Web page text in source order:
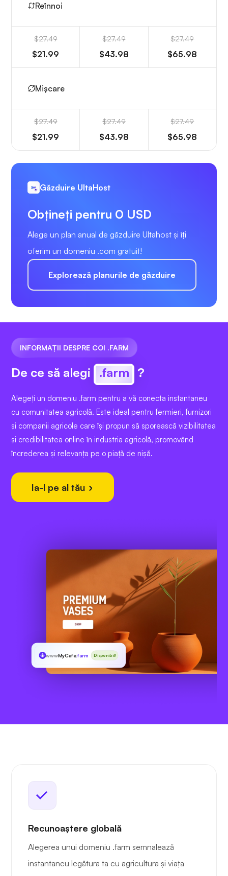
Reînnoi
$27.49
$21.99
$27.49
$43.98
$27.49
$65.98
Mișcare
$27.49
$21.99
$27.49
$43.98
$27.49
$65.98
Găzduire UltaHost
Obțineți pentru 0 USD
Alege un plan anual de găzduire Ultahost și îți
oferim un domeniu .com gratuit!
Explorează planurile de găzduire
INFORMAȚII DESPRE COI .FARM
De ce să alegi .farm ?
Alegeți un domeniu .farm pentru a vă conecta instantaneu
cu comunitatea agricolă. Este ideal pentru fermieri, furnizori
și companii agricole care își propun să sporească vizibilitatea
și credibilitatea online în industria agricolă, promovând
încrederea și relevanța pe o piață de nișă.
Ia-l pe al tău
wwwMyCafe.farm Disponibil!
Recunoaștere globală
Alegerea unui domeniu .farm semnalează
instantaneu legătura ta cu agricultura și viața